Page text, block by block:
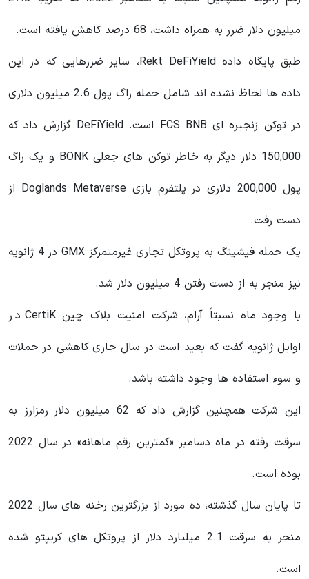
میلیون دلار ضرر به همراه داشت، 68 درصد کاهش یافته است.
طبق پایگاه داده Rekt DeFiYield، سایر ضررهایی که در این
داده ها لحاظ نشده اند شامل حمله راگ پول 2.6 میلیون دلاری
در توکن زنجیره ای FCS BNB است. DeFiYield گزارش داد که
150,000 دلار دیگر به خاطر توکن های جعلی BONK و یک راگ
پول 200,000 دلاری در پلتفرم بازی Doglands Metaverse از
دست رفت.
یک حمله فیشینگ به پروتکل تجاری غیرمتمرکز GMX در 4 ژانویه
نیز منجر به از دست رفتن 4 میلیون دلار شد.
با وجود ماه نسبتاً آرام، شرکت امنیت بلاک چین CertiK در
اوایل ژانویه گفت که بعید است در سال جاری کاهشی در حملات
و سوء استفاده ها وجود داشته باشد.
این شرکت همچنین گزارش داد که 62 میلیون دلار رمزارز به
سرقت رفته در ماه دسامبر «کمترین رقم ماهانه» در سال 2022
بوده است.
تا پایان سال گذشته، ده مورد از بزرگترین رخنه های سال 2022
منجر به سرقت 2.1 میلیارد دلار از پروتکل های کریپتو شده
است.